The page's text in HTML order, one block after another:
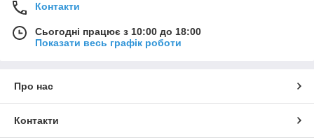
Контакти
Сьогодні працює з 10:00 до 18:00
Показати весь графік роботи
Про нас
Контакти